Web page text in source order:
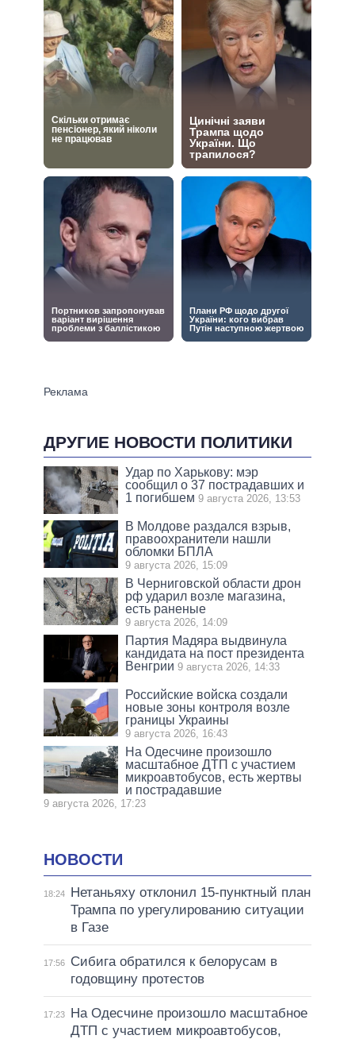
ДРУГИЕ НОВОСТИ ПОЛИТИКИ
Удар по Харькову: мэр
сообщил о 37 пострадавших и
1 погибшем 9 августа 2026, 13:53
В Молдове раздался взрыв,
правоохранители нашли
обломки БПЛА
9 августа 2026, 15:09
В Черниговской области дрон
рф ударил возле магазина,
есть раненые
9 августа 2026, 14:09
Партия Мадяра выдвинула
кандидата на пост президента
Венгрии 9 августа 2026, 14:33
Российские войска создали
новые зоны контроля возле
границы Украины
9 августа 2026, 16:43
На Одесчине произошло
масштабное ДТП с участием
микроавтобусов, есть жертвы
и пострадавшие
9 августа 2026, 17:23
НОВОСТИ
18:24
Нетаньяху отклонил 15-пунктный план
Трампа по урегулированию ситуации
в Газе
17:56
Сибига обратился к белорусам в
годовщину протестов
17:23
На Одесчине произошло масштабное
ДТП с участием микроавтобусов,